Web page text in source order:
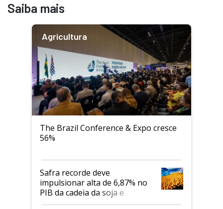
Saiba mais
Agricultura
The Brazil Conference & Expo cresce
56%
Safra recorde deve
impulsionar alta de 6,87% no
PIB da cadeia da soja e
biodiesel em 2026